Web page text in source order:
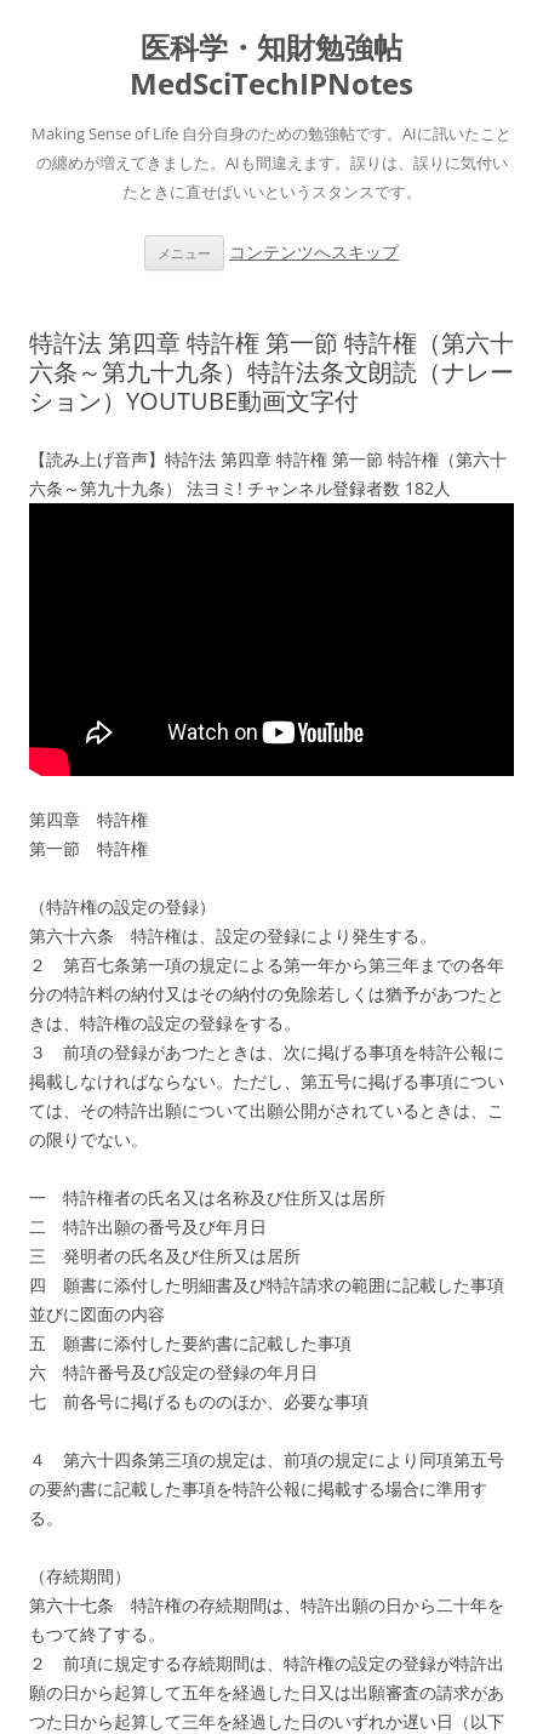
医科学・知財勉強帖
MedSciTechIPNotes
Making Sense of Life 自分自身のための勉強帖です。AIに訊いたこと
の纏めが増えてきました。AIも間違えます。誤りは、誤りに気付い
たときに直せばいいというスタンスです。
メニュー コンテンツへスキップ
特許法 第四章 特許権 第一節 特許権（第六十
六条～第九十九条）特許法条文朗読（ナレー
ション）YOUTUBE動画文字付
【読み上げ音声】特許法 第四章 特許権 第一節 特許権（第六十
六条～第九十九条） 法ヨミ! チャンネル登録者数 182人
第四章 特許権
第一節 特許権
（特許権の設定の登録）
第六十六条 特許権は、設定の登録により発生する。
２ 第百七条第一項の規定による第一年から第三年までの各年
分の特許料の納付又はその納付の免除若しくは猶予があつたと
きは、特許権の設定の登録をする。
３ 前項の登録があつたときは、次に掲げる事項を特許公報に
掲載しなければならない。ただし、第五号に掲げる事項につい
ては、その特許出願について出願公開がされているときは、こ
の限りでない。
一 特許権者の氏名又は名称及び住所又は居所
二 特許出願の番号及び年月日
三 発明者の氏名及び住所又は居所
四 願書に添付した明細書及び特許請求の範囲に記載した事項
並びに図面の内容
五 願書に添付した要約書に記載した事項
六 特許番号及び設定の登録の年月日
七 前各号に掲げるもののほか、必要な事項
４ 第六十四条第三項の規定は、前項の規定により同項第五号
の要約書に記載した事項を特許公報に掲載する場合に準用す
る。
（存続期間）
第六十七条 特許権の存続期間は、特許出願の日から二十年を
もつて終了する。
２ 前項に規定する存続期間は、特許権の設定の登録が特許出
願の日から起算して五年を経過した日又は出願審査の請求があ
つた日から起算して三年を経過した日のいずれか遅い日（以下